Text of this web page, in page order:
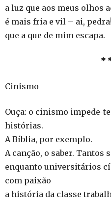
a luz que aos meus olhos
é mais fria e vil – ai,
que a que de mim escapa.
*
Cinismo
Ouça: o cinismo impede-
histórias.
A Bíblia, por exemplo.
A canção, o saber. Tantos
enquanto universitários
com paixão
a história da classe